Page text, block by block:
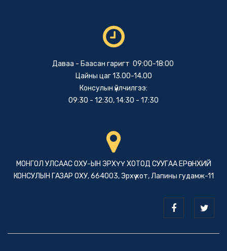
Даваа - Баасан гаригт 09:00-18:00
Цайны цаг 13.00-14.00
Консулын үйлчилгээ:
09:30 - 12:30, 14:30 - 17:30
МОНГОЛ УЛСААС ОХУ-ЫН ЭРХҮҮ ХОТОД СУУГАА ЕРӨНХИЙ
КОНСУЛЫН ГАЗАР ОХУ, 664003, Эрхүү хот, Лапины гудамж-11